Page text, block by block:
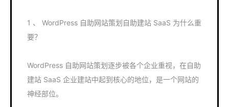
1 、 WordPress 自助网站策划自助建站 SaaS 为什么重
要？
WordPress 自助网站策划逐步被各个企业重视，在自助
建站 SaaS 企业建站中起到核心的地位，是一个网站的
神经部位。